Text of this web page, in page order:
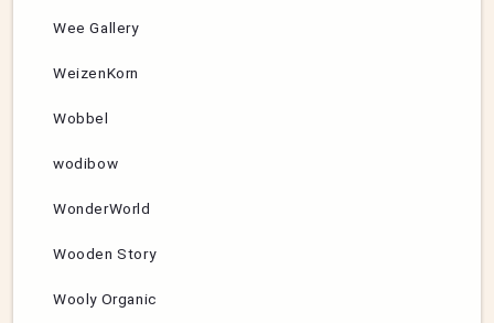
Wee Gallery
WeizenKorn
Wobbel
wodibow
WonderWorld
Wooden Story
Wooly Organic